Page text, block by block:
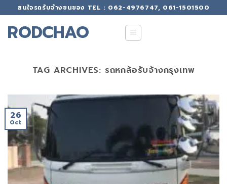
to
content
สนใจรถรับจ้างขนของ TEL : 062-4976747, 061-1501500
RODCHAO
TAG ARCHIVES: รถหกล้อรับจ้างกรุงเทพ
26
Oct